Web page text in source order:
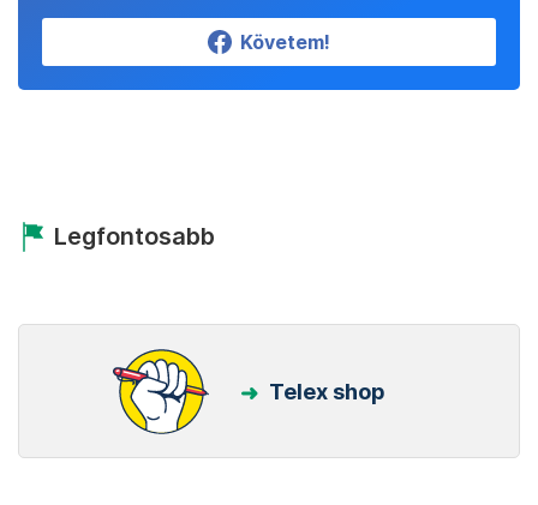
Követem!
Legfontosabb
Telex shop